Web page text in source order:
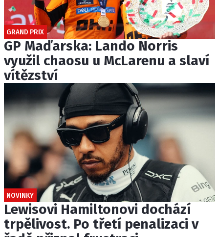
GRAND PRIX
GP Maďarska: Lando Norris
využil chaosu u McLarenu a slaví
vítězství
NOVINKY
Lewisovi Hamiltonovi dochází
trpělivost. Po třetí penalizaci v